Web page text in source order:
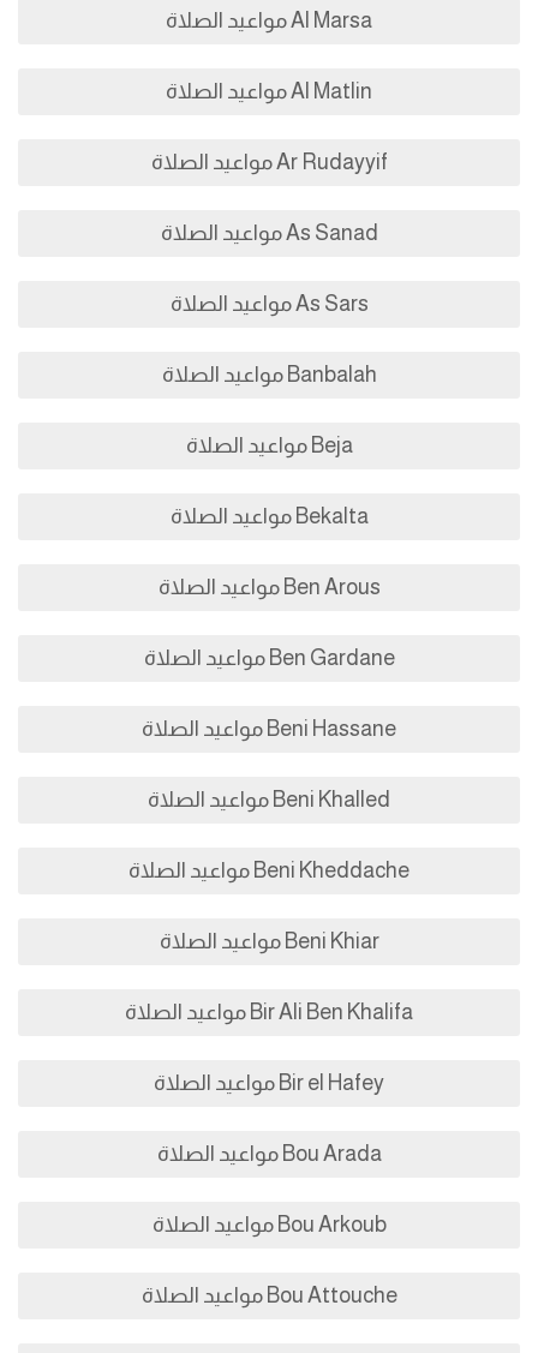
Al Marsa مواعيد الصلاة
Al Matlin مواعيد الصلاة
Ar Rudayyif مواعيد الصلاة
As Sanad مواعيد الصلاة
As Sars مواعيد الصلاة
Banbalah مواعيد الصلاة
Beja مواعيد الصلاة
Bekalta مواعيد الصلاة
Ben Arous مواعيد الصلاة
Ben Gardane مواعيد الصلاة
Beni Hassane مواعيد الصلاة
Beni Khalled مواعيد الصلاة
Beni Kheddache مواعيد الصلاة
Beni Khiar مواعيد الصلاة
Bir Ali Ben Khalifa مواعيد الصلاة
Bir el Hafey مواعيد الصلاة
Bou Arada مواعيد الصلاة
Bou Arkoub مواعيد الصلاة
Bou Attouche مواعيد الصلاة